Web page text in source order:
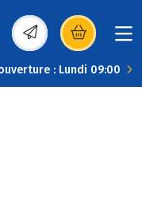
(s’ouvre dans une
: Lundi 09:00